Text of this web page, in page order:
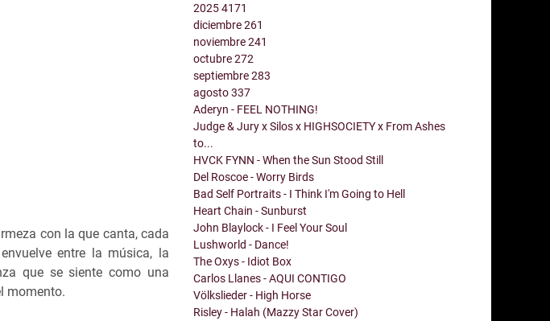
con la que canta, cada
entre la música, la
que se siente como una
momento.
20254171
diciembre261
noviembre241
octubre272
septiembre283
agosto337
Aderyn - FEEL NOTHING!
Judge & Jury x Silos x HIGHSOCIETY x From Ashes
to...
HVCK FYNN - When the Sun Stood Still
Del Roscoe - Worry Birds
Bad Self Portraits - I Think I'm Going to Hell
Heart Chain - Sunburst
John Blaylock - I Feel Your Soul
Lushworld - Dance!
The Oxys - Idiot Box
Carlos Llanes - AQUI CONTIGO
Völkslieder - High Horse
Risley - Halah (Mazzy Star Cover)